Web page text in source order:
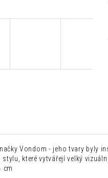
Vondom - jeho tvary byly
které vytvářejí velký
cm
2 500 Kč